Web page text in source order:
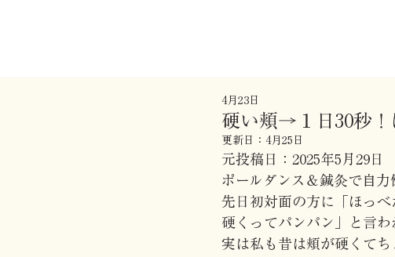
硬い頬→１日30秒！
4月23日
更新日： 4月25日
元投稿日：2025年5月29日
ポールダンス＆鍼灸で自力
先日初対面の方に「ほっ
硬くってパンパン」と言わ
実は私も昔は頬が硬くて